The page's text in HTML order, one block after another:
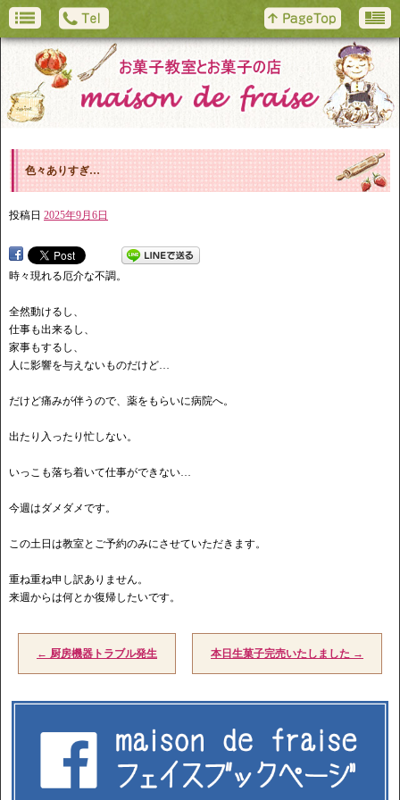
色々ありすぎ…
投稿日 2025年9月6日
時々現れる厄介な不調。
全然動けるし、
仕事も出来るし、
家事もするし、
人に影響を与えないものだけど…
だけど痛みが伴うので、薬をもらいに病院へ。
出たり入ったり忙しない。
いっこも落ち着いて仕事ができない…
今週はダメダメです。
この土日は教室とご予約のみにさせていただきます。
重ね重ね申し訳ありません。
来週からは何とか復帰したいです。
← 厨房機器トラブル発生 本日生菓子完売いたしました →